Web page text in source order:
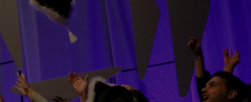
Cultura e lazer
Serviços
Fale conosco